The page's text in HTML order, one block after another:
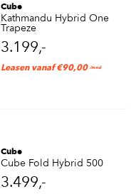
Cube
Kathmandu Hybrid One
Trapeze
3.199,-
Leasen vanaf €90,00 /mnd
Cube
Cube Fold Hybrid 500
3.499,-